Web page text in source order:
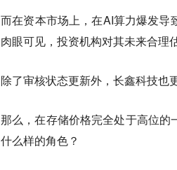
而在资本市场上，在AI算力爆发
肉眼可见，投资机构对其未来合理
除了审核状态更新外，长鑫科技也
那么，在存储价格完全处于高位
什么样的角色？